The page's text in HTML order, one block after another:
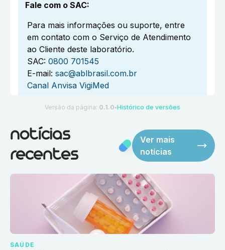
Fale com o SAC:
Para mais informações ou suporte, entre
em contato com o Serviço de Atendimento
ao Cliente deste laboratório.
SAC: 0800 701545
E-mail: sac@ablbrasil.com.br
Canal Anvisa VigiMed
Versão da página: 0.1.0 ●Histórico de versões
notícias
recentes
Ver mais
notícias
SAÚDE